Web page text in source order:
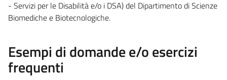
- Servizi per le Disabilità e/o i DSA) del Dipartimento di Scienze
Biomediche e Biotecnologiche.
Esempi di domande e/o esercizi
frequenti